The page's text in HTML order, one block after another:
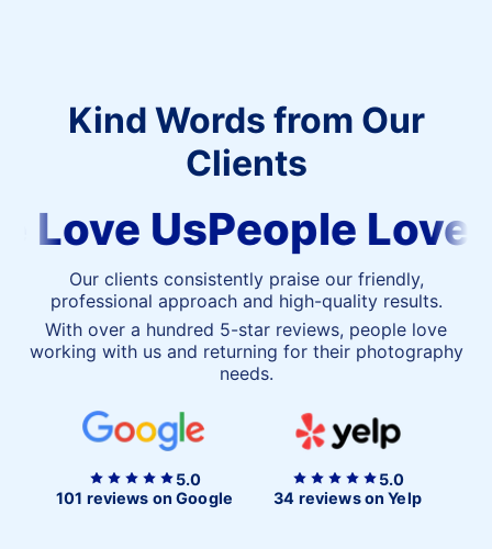
Kind Words from Our
Clients
People
Love
Love UsPeople Love
Our clients consistently praise our friendly,
professional approach and high-quality results.
With over a hundred 5-star reviews, people love
working with us and returning for their photography
needs.
5.0
101 reviews on Google
5.0
34 reviews on Yelp